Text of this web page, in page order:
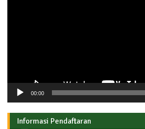
00:00
Informasi Pendaftaran